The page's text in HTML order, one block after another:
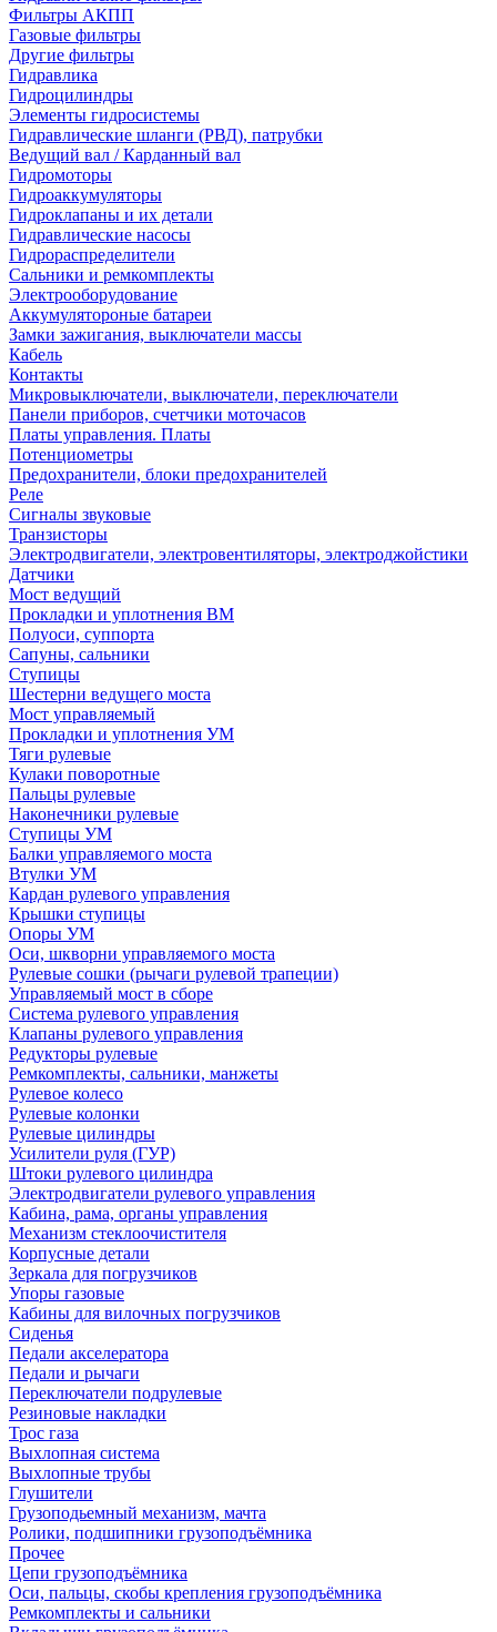
Фильтры АКПП
Газовые фильтры
Другие фильтры
Гидравлика
Гидроцилиндры
Элементы гидросистемы
Гидравлические шланги (РВД), патрубки
Ведущий вал / Карданный вал
Гидромоторы
Гидроаккумуляторы
Гидроклапаны и их детали
Гидравлические насосы
Гидрораспределители
Сальники и ремкомплекты
Электрооборудование
Аккумулятороные батареи
Замки зажигания, выключатели массы
Кабель
Контакты
Микровыключатели, выключатели, переключатели
Панели приборов, счетчики моточасов
Платы управления. Платы
Потенциометры
Предохранители, блоки предохранителей
Реле
Сигналы звуковые
Транзисторы
Электродвигатели, электровентиляторы, электроджойстики
Датчики
Мост ведущий
Прокладки и уплотнения ВМ
Полуоси, суппорта
Сапуны, сальники
Ступицы
Шестерни ведущего моста
Мост управляемый
Прокладки и уплотнения УМ
Тяги рулевые
Кулаки поворотные
Пальцы рулевые
Наконечники рулевые
Ступицы УМ
Балки управляемого моста
Втулки УМ
Кардан рулевого управления
Крышки ступицы
Опоры УМ
Оси, шкворни управляемого моста
Рулевые сошки (рычаги рулевой трапеции)
Управляемый мост в сборе
Система рулевого управления
Клапаны рулевого управления
Редукторы рулевые
Ремкомплекты, сальники, манжеты
Рулевое колесо
Рулевые колонки
Рулевые цилиндры
Усилители руля (ГУР)
Штоки рулевого цилиндра
Электродвигатели рулевого управления
Кабина, рама, органы управления
Механизм стеклоочистителя
Корпусные детали
Зеркала для погрузчиков
Упоры газовые
Кабины для вилочных погрузчиков
Сиденья
Педали акселератора
Педали и рычаги
Переключатели подрулевые
Резиновые накладки
Трос газа
Выхлопная система
Выхлопные трубы
Глушители
Грузоподьемный механизм, мачта
Ролики, подшипники грузоподъёмника
Прочее
Цепи грузоподъёмника
Оси, пальцы, скобы крепления грузоподъёмника
Ремкомплекты и сальники